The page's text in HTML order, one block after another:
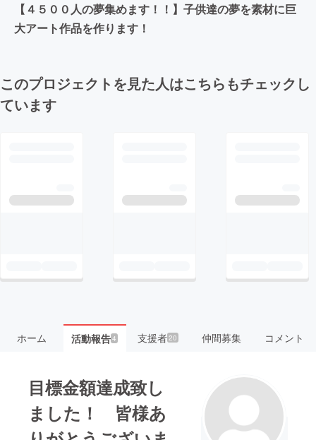
【４５００人の夢集めます！！】子供達の夢を素材に巨
大アート作品を作ります！
このプロジェクトを見た人はこちらもチェックし
ています
ホーム 活動報告4 支援者20 仲間募集 コメント
目標金額達成致し
ました！ 皆様あ